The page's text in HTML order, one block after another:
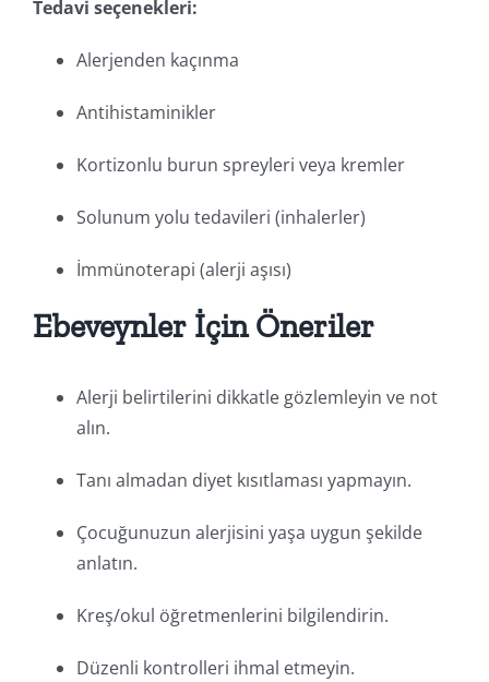
Tedavi seçenekleri:
Alerjenden kaçınma
Antihistaminikler
Kortizonlu burun spreyleri veya kremler
Solunum yolu tedavileri (inhalerler)
İmmünoterapi (alerji aşısı)
Ebeveynler İçin Öneriler
Alerji belirtilerini dikkatle gözlemleyin ve not
alın.
Tanı almadan diyet kısıtlaması yapmayın.
Çocuğunuzun alerjisini yaşa uygun şekilde
anlatın.
Kreş/okul öğretmenlerini bilgilendirin.
Düzenli kontrolleri ihmal etmeyin.